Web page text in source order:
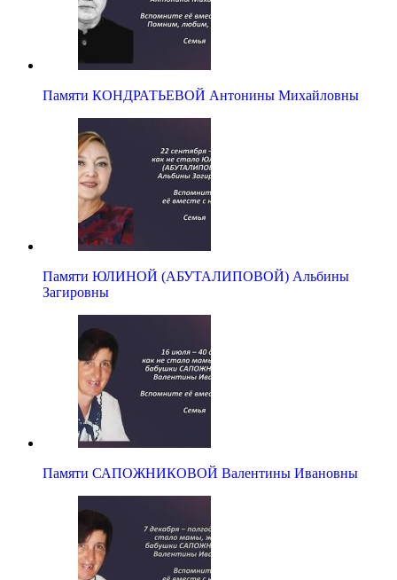
Памяти КОНДРАТЬЕВОЙ Антонины Михайловны
Памяти ЮЛИНОЙ (АБУТАЛИПОВОЙ) Альбины
Загировны
Памяти САПОЖНИКОВОЙ Валентины Ивановны